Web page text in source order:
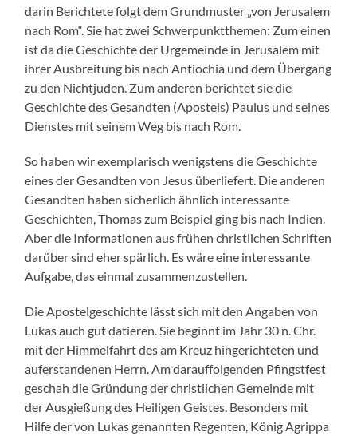
darin Berichtete folgt dem Grundmuster „von Jerusalem
nach Rom“. Sie hat zwei Schwerpunktthemen: Zum einen
ist da die Geschichte der Urgemeinde in Jerusalem mit
ihrer Ausbreitung bis nach Antiochia und dem Übergang
zu den Nichtjuden. Zum anderen berichtet sie die
Geschichte des Gesandten (Apostels) Paulus und seines
Dienstes mit seinem Weg bis nach Rom.
So haben wir exemplarisch wenigstens die Geschichte
eines der Gesandten von Jesus überliefert. Die anderen
Gesandten haben sicherlich ähnlich interessante
Geschichten, Thomas zum Beispiel ging bis nach Indien.
Aber die Informationen aus frühen christlichen Schriften
darüber sind eher spärlich. Es wäre eine interessante
Aufgabe, das einmal zusammenzustellen.
Die Apostelgeschichte lässt sich mit den Angaben von
Lukas auch gut datieren. Sie beginnt im Jahr 30 n. Chr.
mit der Himmelfahrt des am Kreuz hingerichteten und
auferstandenen Herrn. Am darauffolgenden Pfingstfest
geschah die Gründung der christlichen Gemeinde mit
der Ausgießung des Heiligen Geistes. Besonders mit
Hilfe der von Lukas genannten Regenten, König Agrippa